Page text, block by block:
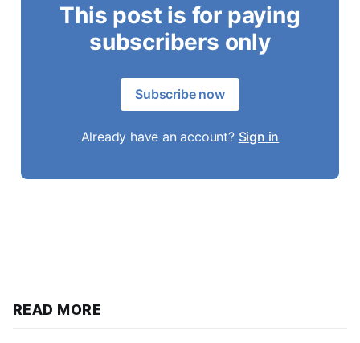
This post is for paying
subscribers only
Subscribe now
Already have an account? Sign in
READ MORE